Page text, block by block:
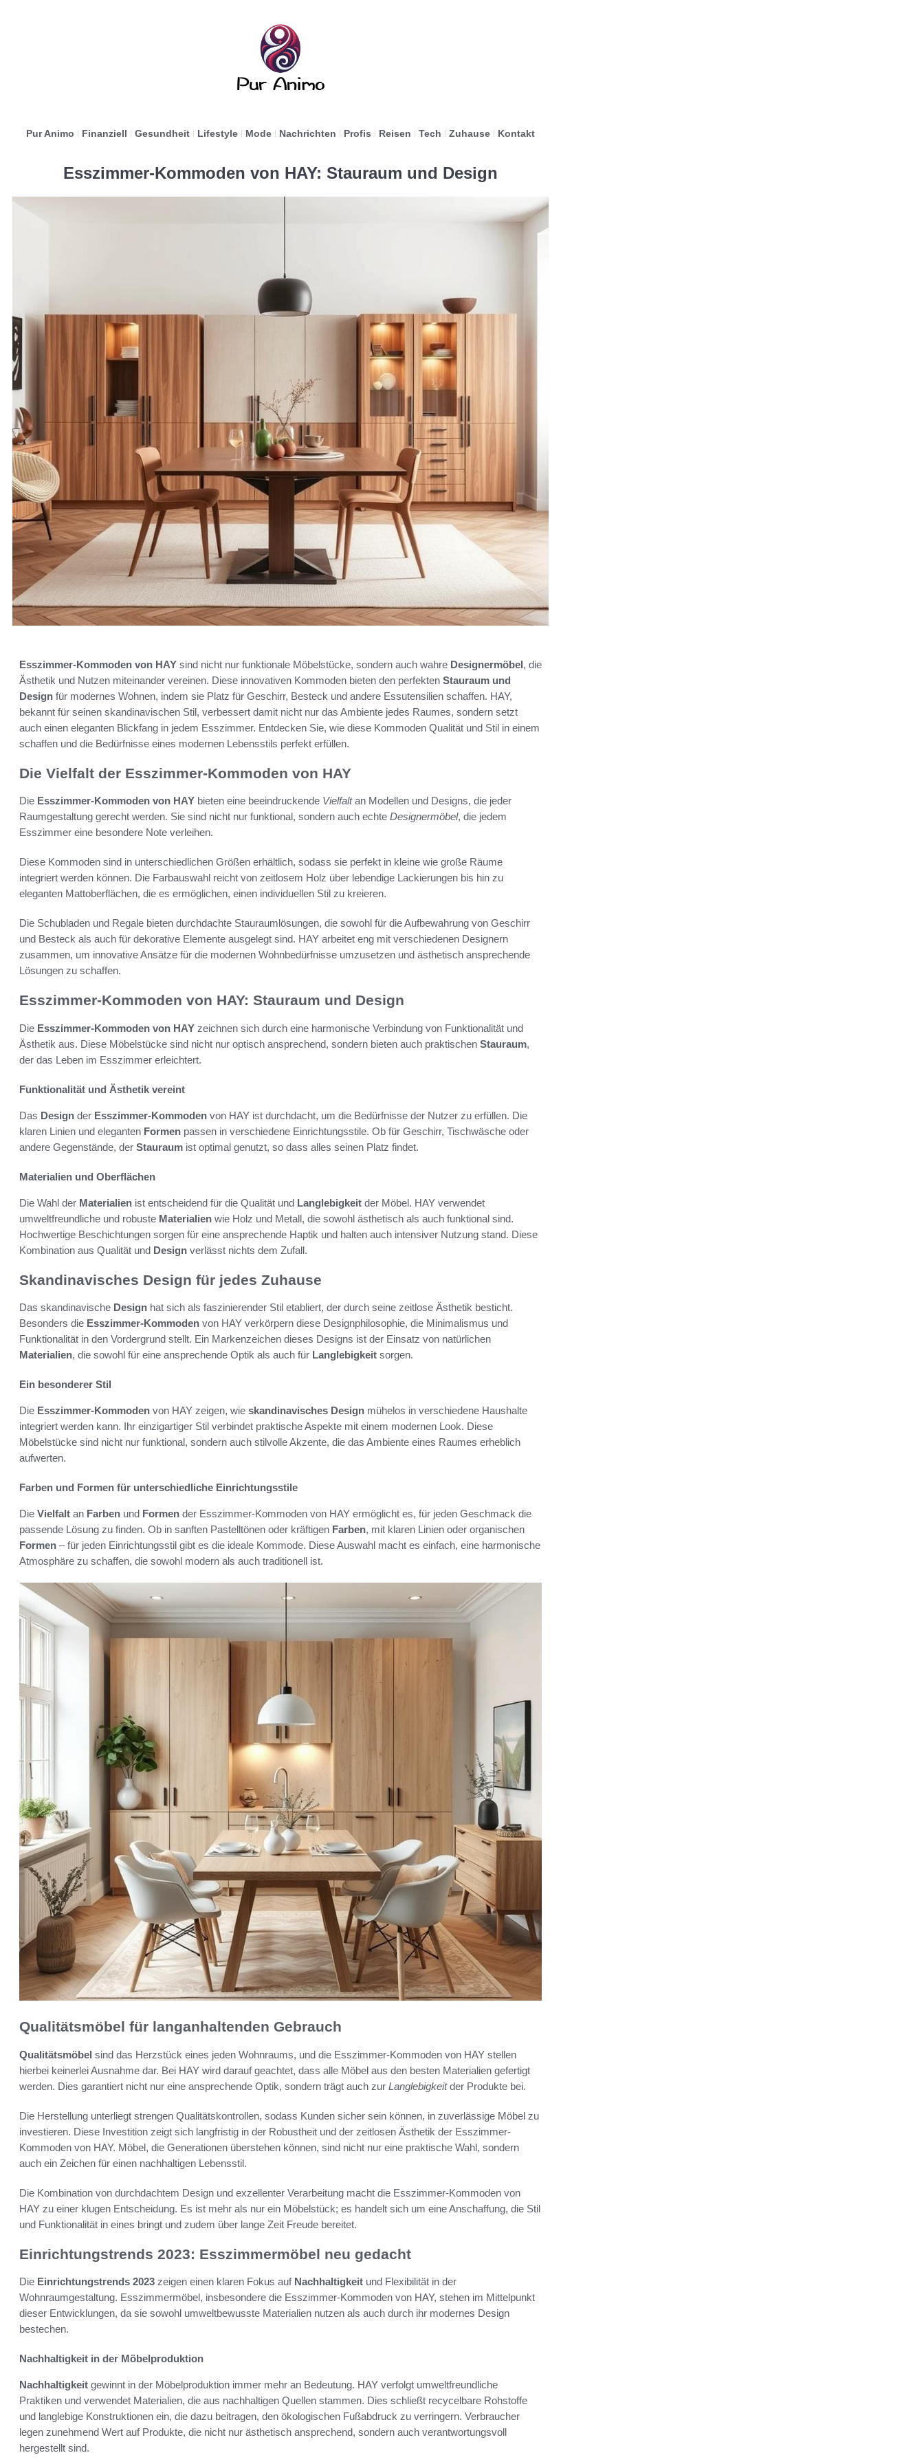
Pur Animo Finanziell Gesundheit Lifestyle Mode Nachrichten Profis Reisen Tech Zuhause Kontakt
Esszimmer-Kommoden von HAY: Stauraum und Design
Esszimmer-Kommoden von HAY sind nicht nur funktionale Möbelstücke, sondern auch wahre Designermöbel, die
Ästhetik und Nutzen miteinander vereinen. Diese innovativen Kommoden bieten den perfekten Stauraum und
Design für modernes Wohnen, indem sie Platz für Geschirr, Besteck und andere Essutensilien schaffen. HAY,
bekannt für seinen skandinavischen Stil, verbessert damit nicht nur das Ambiente jedes Raumes, sondern setzt
auch einen eleganten Blickfang in jedem Esszimmer. Entdecken Sie, wie diese Kommoden Qualität und Stil in einem
schaffen und die Bedürfnisse eines modernen Lebensstils perfekt erfüllen.
Die Vielfalt der Esszimmer-Kommoden von HAY
Die Esszimmer-Kommoden von HAY bieten eine beeindruckende Vielfaltan Modellen und Designs, die jeder
Raumgestaltung gerecht werden. Sie sind nicht nur funktional, sondern auch echte Designermöbel, die jedem
Esszimmer eine besondere Note verleihen.
Diese Kommoden sind in unterschiedlichen Größen erhältlich, sodass sie perfekt in kleine wie große Räume
integriert werden können. Die Farbauswahl reicht von zeitlosem Holz über lebendige Lackierungen bis hin zu
eleganten Mattoberflächen, die es ermöglichen, einen individuellen Stil zu kreieren.
Die Schubladen und Regale bieten durchdachte Stauraumlösungen, die sowohl für die Aufbewahrung von Geschirr
und Besteck als auch für dekorative Elemente ausgelegt sind. HAY arbeitet eng mit verschiedenen Designern
zusammen, um innovative Ansätze für die modernen Wohnbedürfnisse umzusetzen und ästhetisch ansprechende
Lösungen zu schaffen.
Esszimmer-Kommoden von HAY: Stauraum und Design
Die Esszimmer-Kommoden von HAY zeichnen sich durch eine harmonische Verbindung von Funktionalität und
Ästhetik aus. Diese Möbelstücke sind nicht nur optisch ansprechend, sondern bieten auch praktischen Stauraum,
der das Leben im Esszimmer erleichtert.
Funktionalität und Ästhetik vereint
Das Design der Esszimmer-Kommoden von HAY ist durchdacht, um die Bedürfnisse der Nutzer zu erfüllen. Die
klaren Linien und eleganten Formen passen in verschiedene Einrichtungsstile. Ob für Geschirr, Tischwäsche oder
andere Gegenstände, der Stauraum ist optimal genutzt, so dass alles seinen Platz findet.
Materialien und Oberflächen
Die Wahl der Materialien ist entscheidend für die Qualität und Langlebigkeit der Möbel. HAY verwendet
umweltfreundliche und robuste Materialien wie Holz und Metall, die sowohl ästhetisch als auch funktional sind.
Hochwertige Beschichtungen sorgen für eine ansprechende Haptik und halten auch intensiver Nutzung stand. Diese
Kombination aus Qualität und Design verlässt nichts dem Zufall.
Skandinavisches Design für jedes Zuhause
Das skandinavische Design hat sich als faszinierender Stil etabliert, der durch seine zeitlose Ästhetik besticht.
Besonders die Esszimmer-Kommoden von HAY verkörpern diese Designphilosophie, die Minimalismus und
Funktionalität in den Vordergrund stellt. Ein Markenzeichen dieses Designs ist der Einsatz von natürlichen
Materialien, die sowohl für eine ansprechende Optik als auch für Langlebigkeit sorgen.
Ein besonderer Stil
Die Esszimmer-Kommoden von HAY zeigen, wie skandinavisches Design mühelos in verschiedene Haushalte
integriert werden kann. Ihr einzigartiger Stil verbindet praktische Aspekte mit einem modernen Look. Diese
Möbelstücke sind nicht nur funktional, sondern auch stilvolle Akzente, die das Ambiente eines Raumes erheblich
aufwerten.
Farben und Formen für unterschiedliche Einrichtungsstile
Die Vielfalt an Farben und Formen der Esszimmer-Kommoden von HAY ermöglicht es, für jeden Geschmack die
passende Lösung zu finden. Ob in sanften Pastelltönen oder kräftigen Farben, mit klaren Linien oder organischen
Formen – für jeden Einrichtungsstil gibt es die ideale Kommode. Diese Auswahl macht es einfach, eine harmonische
Atmosphäre zu schaffen, die sowohl modern als auch traditionell ist.
Qualitätsmöbel für langanhaltenden Gebrauch
Qualitätsmöbel sind das Herzstück eines jeden Wohnraums, und die Esszimmer-Kommoden von HAY stellen
hierbei keinerlei Ausnahme dar. Bei HAY wird darauf geachtet, dass alle Möbel aus den besten Materialien gefertigt
werden. Dies garantiert nicht nur eine ansprechende Optik, sondern trägt auch zur Langlebigkeitder Produkte bei.
Die Herstellung unterliegt strengen Qualitätskontrollen, sodass Kunden sicher sein können, in zuverlässige Möbel zu
investieren. Diese Investition zeigt sich langfristig in der Robustheit und der zeitlosen Ästhetik der Esszimmer-
Kommoden von HAY. Möbel, die Generationen überstehen können, sind nicht nur eine praktische Wahl, sondern
auch ein Zeichen für einen nachhaltigen Lebensstil.
Die Kombination von durchdachtem Design und exzellenter Verarbeitung macht die Esszimmer-Kommoden von
HAY zu einer klugen Entscheidung. Es ist mehr als nur ein Möbelstück; es handelt sich um eine Anschaffung, die Stil
und Funktionalität in eines bringt und zudem über lange Zeit Freude bereitet.
Einrichtungstrends 2023: Esszimmermöbel neu gedacht
Die Einrichtungstrends 2023 zeigen einen klaren Fokus auf Nachhaltigkeit und Flexibilität in der
Wohnraumgestaltung. Esszimmermöbel, insbesondere die Esszimmer-Kommoden von HAY, stehen im Mittelpunkt
dieser Entwicklungen, da sie sowohl umweltbewusste Materialien nutzen als auch durch ihr modernes Design
bestechen.
Nachhaltigkeit in der Möbelproduktion
Nachhaltigkeit gewinnt in der Möbelproduktion immer mehr an Bedeutung. HAY verfolgt umweltfreundliche
Praktiken und verwendet Materialien, die aus nachhaltigen Quellen stammen. Dies schließt recycelbare Rohstoffe
und langlebige Konstruktionen ein, die dazu beitragen, den ökologischen Fußabdruck zu verringern. Verbraucher
legen zunehmend Wert auf Produkte, die nicht nur ästhetisch ansprechend, sondern auch verantwortungsvoll
hergestellt sind.